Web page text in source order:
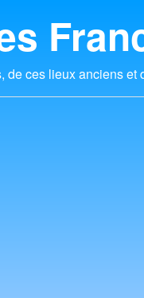
ces lieux anciens et